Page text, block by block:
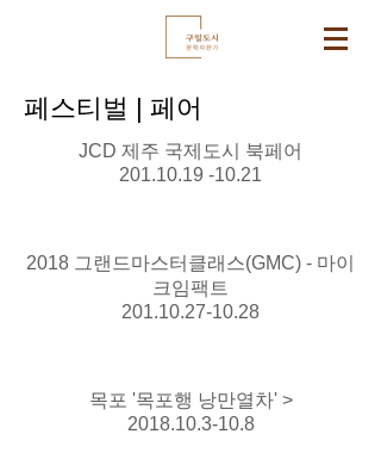
페스티벌 | 페어
JCD 제주 국제도시 북페어
201.10.19 -10.21
2018 그랜드마스터클래스(GMC) - 마이
크임팩트
201.10.27-10.28
목포 '목포행 낭만열차' >
2018.10.3-10.8